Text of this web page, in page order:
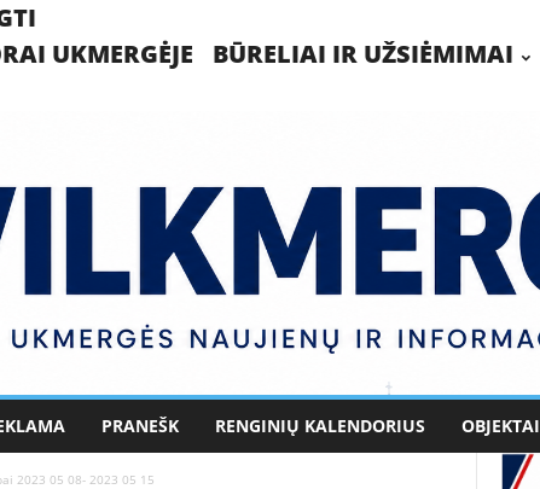
UKMERGĖJE BŪRELIAI IR UŽSIĖMIMAI
PRANEŠK RENGINIŲ KALENDORIUS OBJEKTAI
2023 05 08- 2023 05 15